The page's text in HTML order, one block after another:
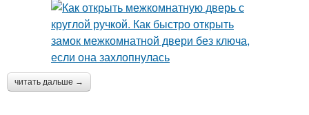
читать дальше →